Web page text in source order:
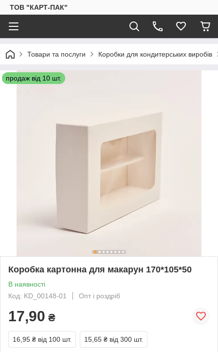
ТОВ "КАРТ-ПАК"
Товари та послуги Коробки для кондитерських виробів
продаж від 10 шт.
Коробка картонна для макарун 170*105*50
В наявності
Код: KD_00148-01
Опт і роздріб
17,90 ₴
16,95 ₴ від 100 шт. 15,65 ₴ від 300 шт.